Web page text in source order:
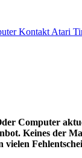
Kontakt Atari
Computer
Keines der
vielen